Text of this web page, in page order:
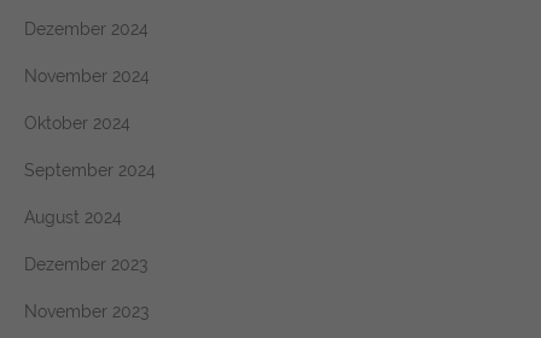
Dezember 2024
November 2024
Oktober 2024
September 2024
August 2024
Dezember 2023
November 2023